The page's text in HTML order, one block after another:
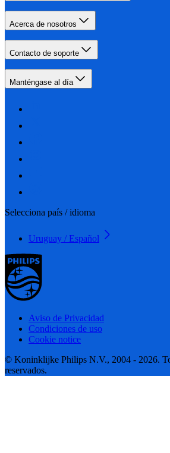
Acerca de nosotros
Contacto de soporte
Manténgase al día
Selecciona país / idioma
Uruguay / Español
Aviso de Privacidad
Condiciones de uso
Cookie notice
© Koninklijke Philips N.V., 2004 - 2026.
reservados.